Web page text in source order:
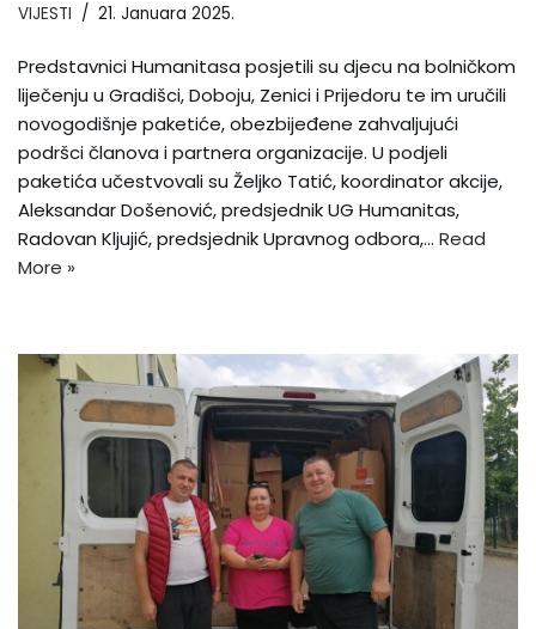
VIJESTI 21. Januara 2025.
Predstavnici Humanitasa posjetili su djecu na bolničkom
liječenju u Gradišci, Doboju, Zenici i Prijedoru te im uručili
novogodišnje paketiće, obezbijeđene zahvaljujući
podršci članova i partnera organizacije. U podjeli
paketića učestvovali su Željko Tatić, koordinator akcije,
Aleksandar Došenović, predsjednik UG Humanitas,
Radovan Kljujić, predsjednik Upravnog odbora,… Read
More »